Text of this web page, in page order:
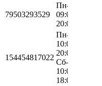
79503293529
Пн-Вс
09:00-
20:00
154454817022
Пн-Пт
10:00-
20:00
Сб-Вс
10:00-
18:00